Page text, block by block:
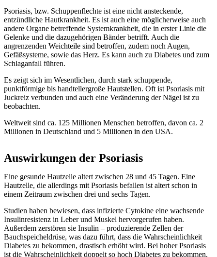
Psoriasis, bzw. Schuppenflechte ist eine nicht ansteckende,
entzündliche Hautkrankheit. Es ist auch eine möglicherweise auch
andere Organe betreffende Systemkrankheit, die in erster Linie die
Gelenke und die dazugehörigen Bänder betrifft. Auch die
angrenzenden Weichteile sind betroffen, zudem noch Augen,
Gefäßsysteme, sowie das Herz. Es kann auch zu Diabetes und zum
Schlaganfall führen.
Es zeigt sich im Wesentlichen, durch stark schuppende,
punktförmige bis handtellergroße Hautstellen. Oft ist Psoriasis mit
Juckreiz verbunden und auch eine Veränderung der Nägel ist zu
beobachten.
Weltweit sind ca. 125 Millionen Menschen betroffen, davon ca. 2
Millionen in Deutschland und 5 Millionen in den USA.
Auswirkungen der Psoriasis
Eine gesunde Hautzelle altert zwischen 28 und 45 Tagen. Eine
Hautzelle, die allerdings mit Psoriasis befallen ist altert schon in
einem Zeitraum zwischen drei und sechs Tagen.
Studien haben bewiesen, dass infizierte Cytokine eine wachsende
Insulinresistenz in Leber und Muskel hervorgerufen haben.
Außerdem zerstören sie Insulin – produzierende Zellen der
Bauchspeicheldrüse, was dazu führt, dass die Wahrscheinlichkeit
Diabetes zu bekommen, drastisch erhöht wird. Bei hoher Psoriasis
ist die Wahrscheinlichkeit doppelt so hoch Diabetes zu bekommen,